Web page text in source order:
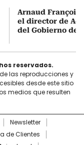
Arnaud François
el director de
del Gobierno de
reservados.
de las reproducciones y
desde este sitio
medios que resulten
Newsletter
de Clientes